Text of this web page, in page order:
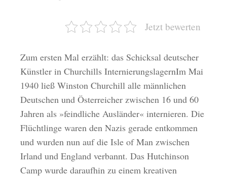
Jetzt bewerten
Zum ersten Mal erzählt: das Schicksal deutscher
Künstler in Churchills InternierungslagernIm Mai
1940 ließ Winston Churchill alle männlichen
Deutschen und Österreicher zwischen 16 und 60
Jahren als »feindliche Ausländer« internieren. Die
Flüchtlinge waren den Nazis gerade entkommen
und wurden nun auf die Isle of Man zwischen
Irland und England verbannt. Das Hutchinson
Camp wurde daraufhin zu einem kreativen